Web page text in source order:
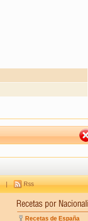
| Rss
Recetas de España